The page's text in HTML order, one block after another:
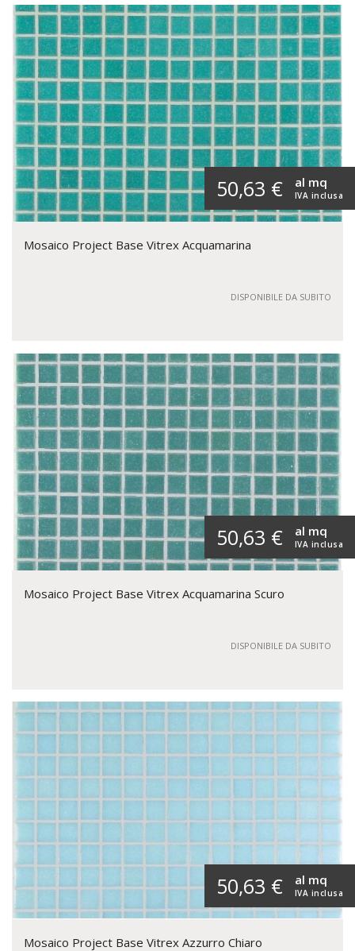
50,63 € IVA inclusa
al mq
Mosaico Project Base Vitrex Acquamarina
DISPONIBILE DA SUBITO
50,63 € IVA inclusa
al mq
Mosaico Project Base Vitrex Acquamarina Scuro
DISPONIBILE DA SUBITO
50,63 € IVA inclusa
al mq
Mosaico Project Base Vitrex Azzurro Chiaro